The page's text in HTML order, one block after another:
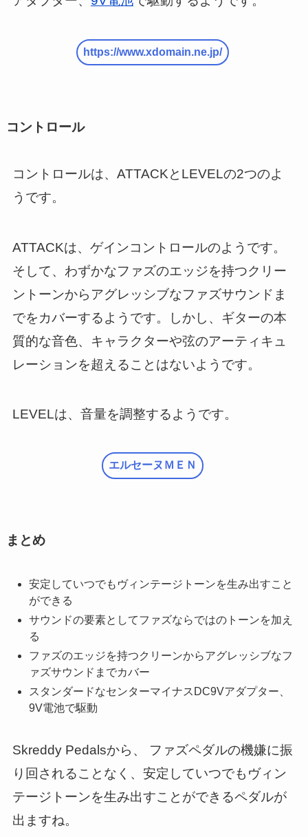
https://www.xdomain.ne.jp/
コントロール
コントロールは、ATTACKとLEVELの2つのよ
うです。
ATTACKは、ゲインコントロールのようです。
そして、わずかなファズのエッジを持つクリー
ントーンからアグレッシブなファズサウンドま
でをカバーするようです。しかし、ギターの本
質的な音色、キャラクターや弦のアーティキュ
レーションを超えることはないようです。
LEVELは、音量を調整するようです。
エルセーヌＭＥＮ
まとめ
安定していつでもヴィンテージトーンを生み出すこと
ができる
サウンドの要素としてファズならではのトーンを加え
る
ファズのエッジを持つクリーンからアグレッシブなフ
ァズサウンドまでカバー
スタンダードなセンターマイナスDC9Vアダプター、
9V電池で駆動
Skreddy Pedalsから、 ファズペダルの機嫌に振
り回されることなく、安定していつでもヴィン
テージトーンを生み出すことができるペダルが
出ますね。